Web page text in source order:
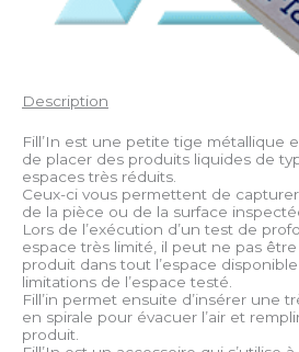
Description
Fill’In est une petite tige métallique
de placer des produits liquides de
espaces très réduits.
Ceux-ci vous permettent de
de la pièce ou de la surface
Lors de l’exécution d’un test de
espace très limité, il peut ne pas
produit dans tout l’espace
limitations de l’espace testé.
Fill’in permet ensuite d’insérer une
en spirale pour évacuer l’air et
produit.